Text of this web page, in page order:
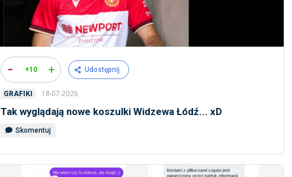
- +10 + Udostępnij
GRAFIKI 18-07-2026
Tak wyglądają nowe koszulki Widzewa Łódź... xD
Skomentuj